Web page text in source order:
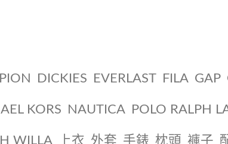
DICKIES EVERLAST FILA GAP
KORS NAUTICA POLO RALPH
WILLA 上衣 外套 手錶 枕頭 褲子